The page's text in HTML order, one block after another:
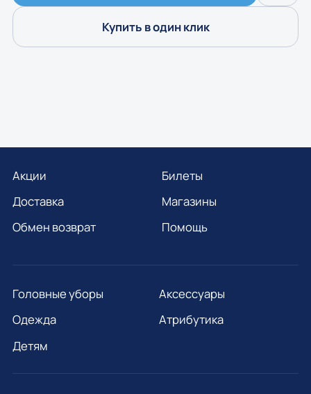
Купить в один клик
Акции
Доставка
Обмен возврат
Билеты
Магазины
Помощь
Головные уборы
Одежда
Детям
Аксессуары
Атрибутика